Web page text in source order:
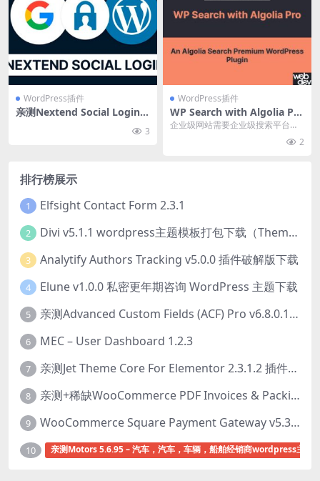
WordPress插件
亲测Nextend Social Login P
3
WordPress插件
WP Search with Algolia Pro
v1.6.3 企业级搜索插件下载
企业级网站需要企业级搜索平台。
2
排行榜展示
1 Elfsight Contact Form 2.3.1
2 Divi v5.1.1 wordpress主题模板打包下载（Theme + Builder+ Extra Theme + Templates + Layouts + PSD）
3 Analytify Authors Tracking v5.0.0 插件破解版下载
4 Elune v1.0.0 私密更年期咨询 WordPress 主题下载
5 亲测Advanced Custom Fields (ACF) Pro v6.8.0.1 + Advanced Custom Fields: Extended PRO v0.9.2.3 | 网站开发自定义字段插件下载
6 MEC – User Dashboard 1.2.3
7 亲测Jet Theme Core For Elementor 2.3.1.2 插件下载
8 亲测+稀缺WooCommerce PDF Invoices & Packing Slips Professional v2.20.0 + Templates v2.25.1 [by WpOverNight] WooCommerce PDF 发票和装箱单插件下载
9 WooCommerce Square Payment Gateway v5.3.2 Square账户集成插件下载
10 亲测Motors 5.6.95 – 汽车，汽车，车辆，船舶经销商wordpress主题